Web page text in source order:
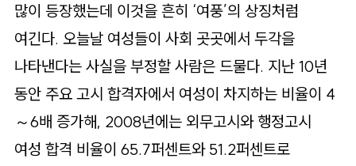
많이 등장했는데 이것을 흔히 ‘여풍’의 상징처럼
여긴다. 오늘날 여성들이 사회 곳곳에서 두각을
나타낸다는 사실을 부정할 사람은 드물다. 지난 10년
동안 주요 고시 합격자에서 여성이 차지하는 비율이 4
～6배 증가해, 2008년에는 외무고시와 행정고시
여성 합격 비율이 65.7퍼센트와 51.2퍼센트로